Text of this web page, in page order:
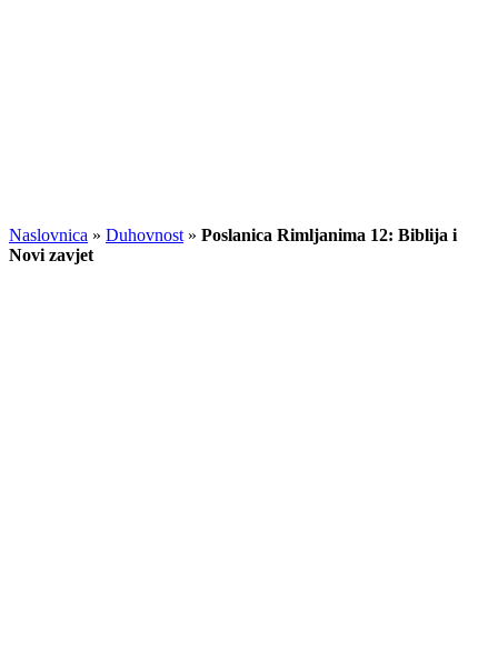
Naslovnica » Duhovnost » Poslanica Rimljanima 12: Biblija i
Novi zavjet